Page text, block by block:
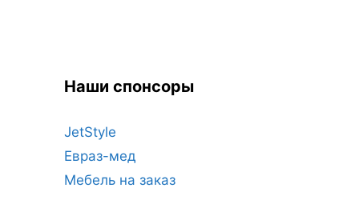
Наши спонсоры
JetStyle
Евраз-мед
Мебель на заказ